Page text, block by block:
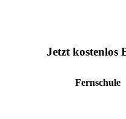
Jetzt kostenlos
Fernschule